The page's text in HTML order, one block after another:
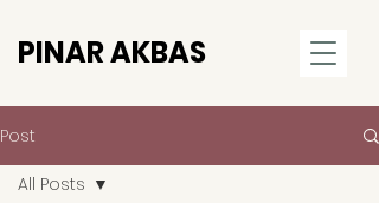
PINAR AKBAS
Post
All Posts